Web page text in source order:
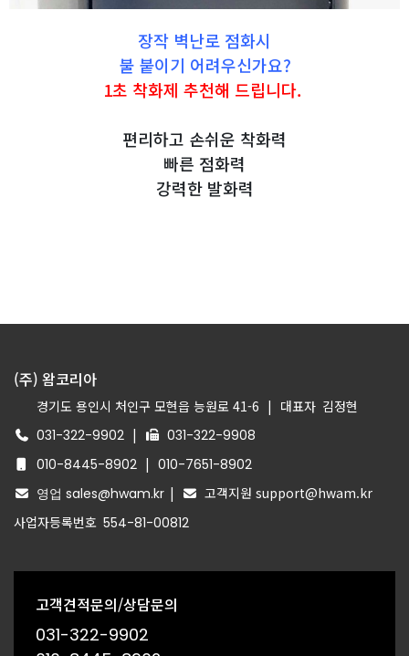
장작 벽난로 점화시
불 붙이기 어려우신가요?
1초 착화제 추천해 드립니다.
편리하고 손쉬운 착화력
빠른 점화력
강력한 발화력
(주) 왐코리아
경기도 용인시 처인구 모현읍 능원로 41-6 | 대표자 김정현
031-322-9902 |
031-322-9908
010-8445-8902 | 010-7651-8902
영업 sales@hwam.kr |
고객지원 support@hwam.kr
사업자등록번호 554-81-00812
고객견적문의/상담문의
031-322-9902